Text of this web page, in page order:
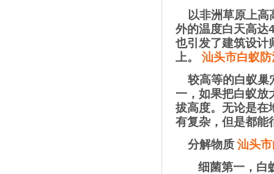
以非洲草原上
外的温度白天高达
也引发了建筑设计
上。 汕头市白蚁
较高等的白蚁巢
一，如果把白蚁放
拔高度。无论是在
有复杂，但是都能
分解物质 汕头
细菌第一，